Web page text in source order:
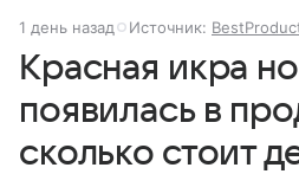
1 день назад Источник:
Красная икра
появилась в
сколько стоит